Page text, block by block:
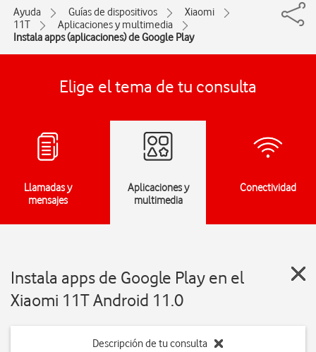
Ayuda Guías de dispositivos
Xiaomi
11T
Aplicaciones y multimedia
Instala apps (aplicaciones) de Google Play
Elige el tema de tu consulta
Llamadas y
mensajes
Aplicaciones y
multimedia
Conectividad
Instala apps de Google Play en el
Xiaomi 11T Android 11.0
Descripción de tu consulta